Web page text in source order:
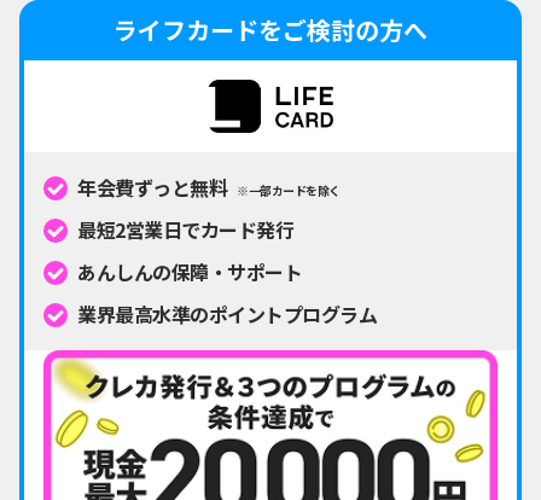
ライフカードをご検討の方へ
年会費ずっと無料 ※一部カードを除く
最短2営業日でカード発行
あんしんの保障・サポート
業界最高水準のポイントプログラム